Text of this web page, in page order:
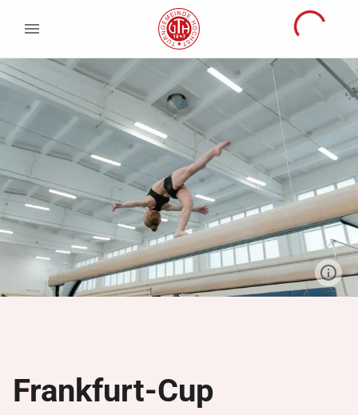
Frankfurt-Cup